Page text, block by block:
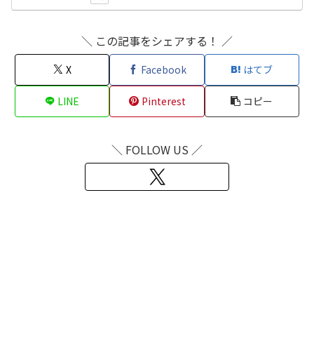
＼ この記事をシェアする！ ／
X Facebook はてブ
LINE Pinterest コピー
＼ FOLLOW US ／